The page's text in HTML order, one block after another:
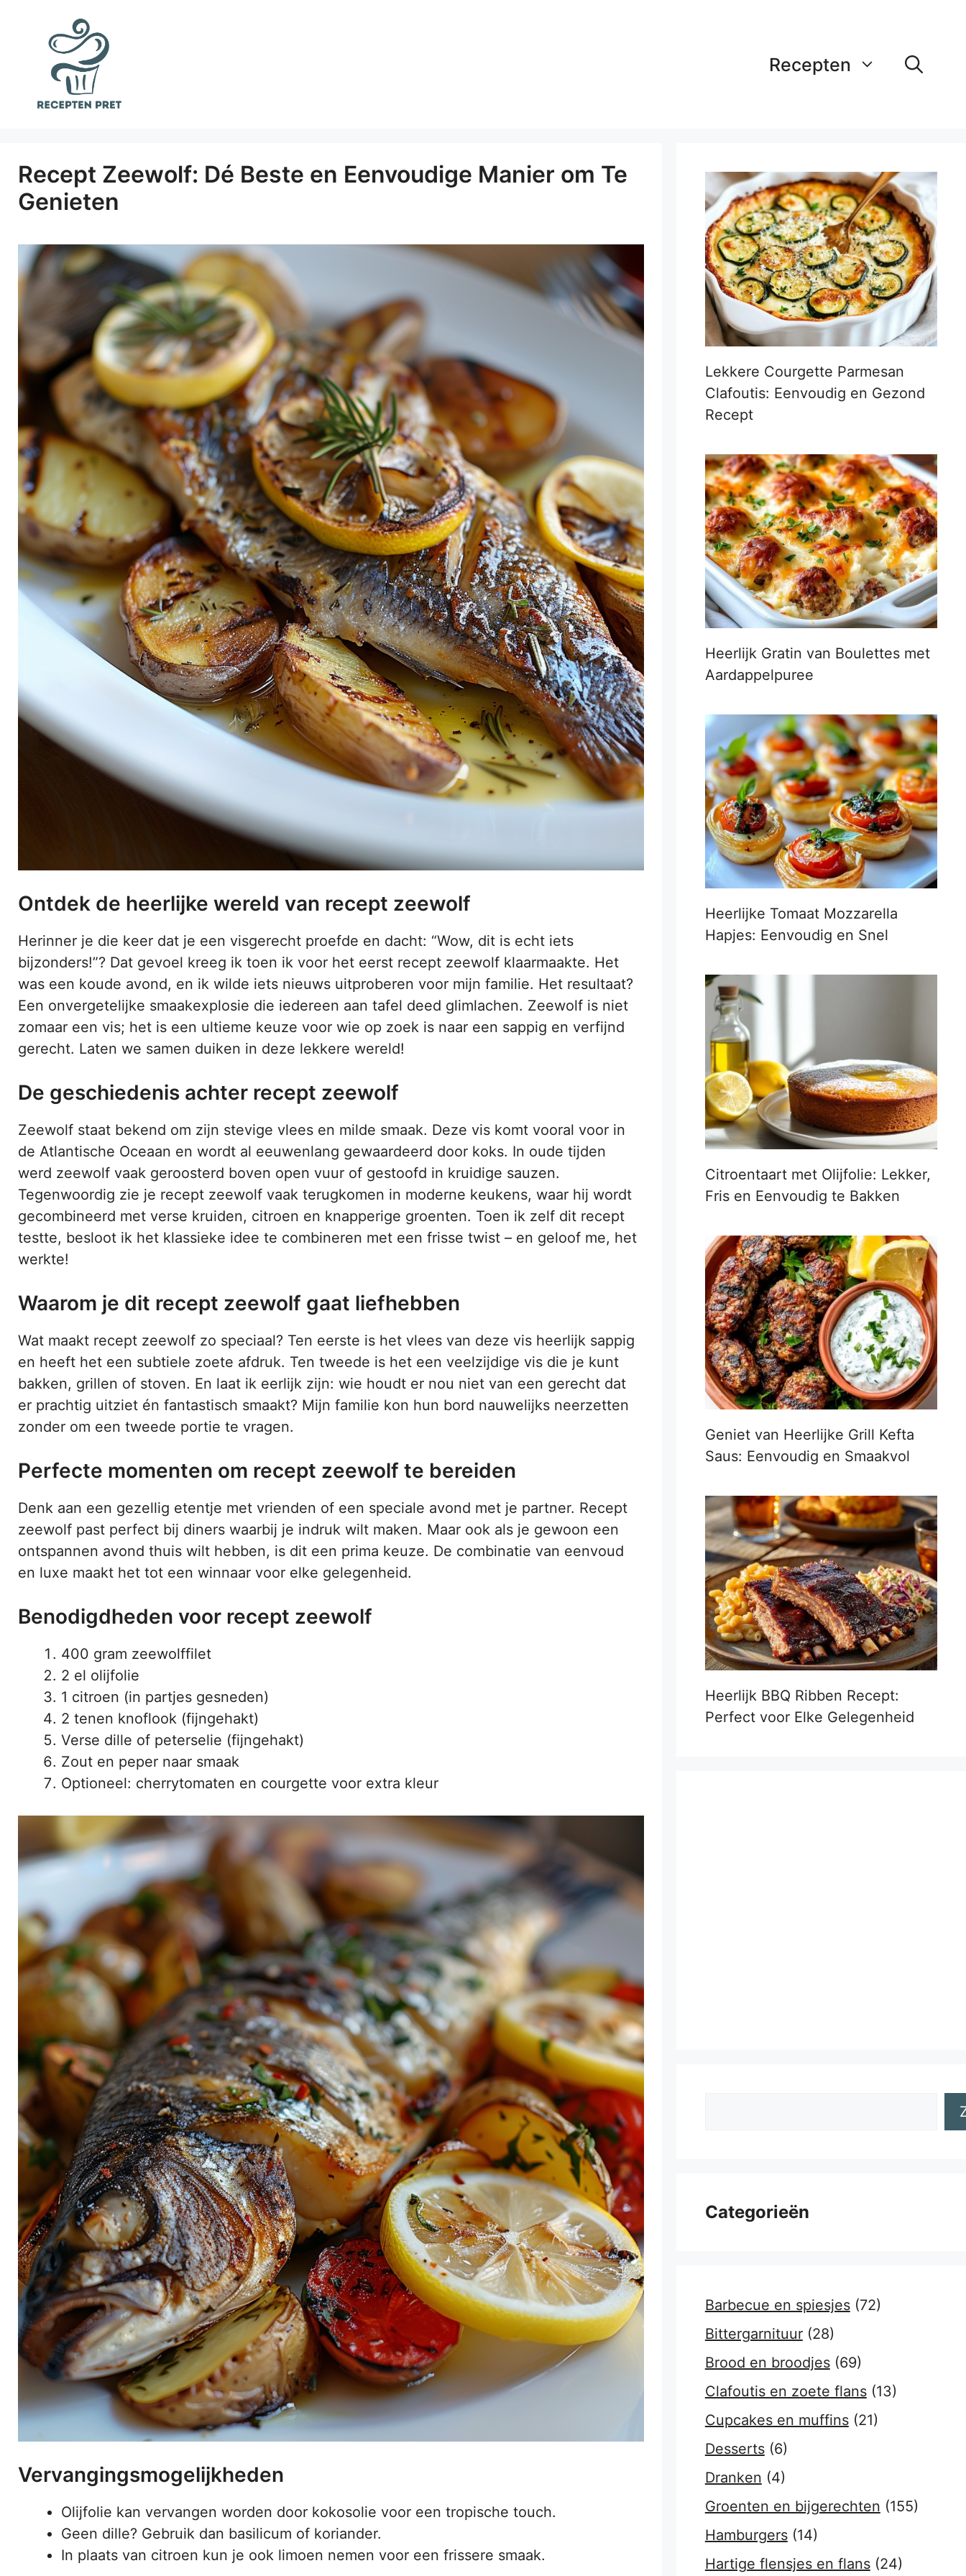
Recepten
Recept Zeewolf: Dé Beste en Eenvoudige Manier om Te
Genieten
Ontdek de heerlijke wereld van recept zeewolf
Herinner je die keer dat je een visgerecht proefde en dacht: “Wow, dit is echt iets
bijzonders!”? Dat gevoel kreeg ik toen ik voor het eerst recept zeewolf klaarmaakte. Het
was een koude avond, en ik wilde iets nieuws uitproberen voor mijn familie. Het resultaat?
Een onvergetelijke smaakexplosie die iedereen aan tafel deed glimlachen. Zeewolf is niet
zomaar een vis; het is een ultieme keuze voor wie op zoek is naar een sappig en verfijnd
gerecht. Laten we samen duiken in deze lekkere wereld!
De geschiedenis achter recept zeewolf
Zeewolf staat bekend om zijn stevige vlees en milde smaak. Deze vis komt vooral voor in
de Atlantische Oceaan en wordt al eeuwenlang gewaardeerd door koks. In oude tijden
werd zeewolf vaak geroosterd boven open vuur of gestoofd in kruidige sauzen.
Tegenwoordig zie je recept zeewolf vaak terugkomen in moderne keukens, waar hij wordt
gecombineerd met verse kruiden, citroen en knapperige groenten. Toen ik zelf dit recept
testte, besloot ik het klassieke idee te combineren met een frisse twist – en geloof me, het
werkte!
Waarom je dit recept zeewolf gaat liefhebben
Wat maakt recept zeewolf zo speciaal? Ten eerste is het vlees van deze vis heerlijk sappig
en heeft het een subtiele zoete afdruk. Ten tweede is het een veelzijdige vis die je kunt
bakken, grillen of stoven. En laat ik eerlijk zijn: wie houdt er nou niet van een gerecht dat
er prachtig uitziet én fantastisch smaakt? Mijn familie kon hun bord nauwelijks neerzetten
zonder om een tweede portie te vragen.
Perfecte momenten om recept zeewolf te bereiden
Denk aan een gezellig etentje met vrienden of een speciale avond met je partner. Recept
zeewolf past perfect bij diners waarbij je indruk wilt maken. Maar ook als je gewoon een
ontspannen avond thuis wilt hebben, is dit een prima keuze. De combinatie van eenvoud
en luxe maakt het tot een winnaar voor elke gelegenheid.
Benodigdheden voor recept zeewolf
400 gram zeewolffilet
2 el olijfolie
1 citroen (in partjes gesneden)
2 tenen knoflook (fijngehakt)
Verse dille of peterselie (fijngehakt)
Zout en peper naar smaak
Optioneel: cherrytomaten en courgette voor extra kleur
Vervangingsmogelijkheden
Olijfolie kan vervangen worden door kokosolie voor een tropische touch.
Geen dille? Gebruik dan basilicum of koriander.
In plaats van citroen kun je ook limoen nemen voor een frissere smaak.
Lekkere Courgette Parmesan
Clafoutis: Eenvoudig en Gezond
Recept
Heerlijk Gratin van Boulettes met
Aardappelpuree
Heerlijke Tomaat Mozzarella
Hapjes: Eenvoudig en Snel
Citroentaart met Olijfolie: Lekker,
Fris en Eenvoudig te Bakken
Geniet van Heerlijke Grill Kefta
Saus: Eenvoudig en Smaakvol
Heerlijk BBQ Ribben Recept:
Perfect voor Elke Gelegenheid
Categorieën
Barbecue en spiesjes(72)
Bittergarnituur(28)
Brood en broodjes(69)
Clafoutis en zoete flans(13)
Cupcakes en muffins(21)
Desserts(6)
Dranken (4)
Groenten en bijgerechten (155)
Hamburgers(14)
Hartige flensjes en flans(24)